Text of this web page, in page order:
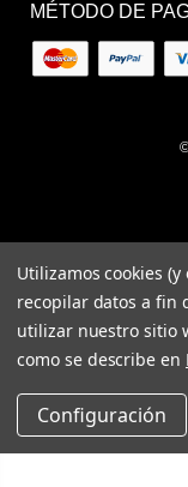
MÉTODO DE
Utilizamos cookies
recopilar datos a fin
utilizar nuestro sitio
como se describe en
Configuración